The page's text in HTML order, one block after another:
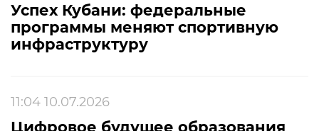
Успех Кубани: федеральные
программы меняют спортивную
инфраструктуру
11:04 10.07.2026
Цифровое будущее образования